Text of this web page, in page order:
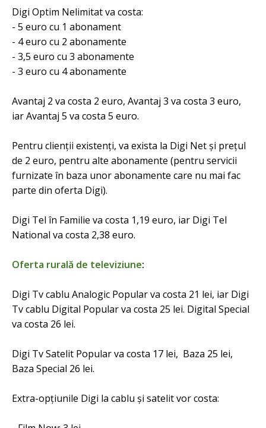
Digi Optim Nelimitat va costa:
- 5 euro cu 1 abonament
- 4 euro cu 2 abonamente
- 3,5 euro cu 3 abonamente
- 3 euro cu 4 abonamente
Avantaj 2 va costa 2 euro, Avantaj 3 va costa 3 euro,
iar Avantaj 5 va costa 5 euro.
Pentru clienții existenți, va exista la Digi Net și prețul
de 2 euro, pentru alte abonamente (pentru servicii
furnizate în baza unor abonamente care nu mai fac
parte din oferta Digi).
Digi Tel în Familie va costa 1,19 euro, iar Digi Tel
National va costa 2,38 euro.
Oferta rurală de televiziune:
Digi Tv cablu Analogic Popular va costa 21 lei, iar Digi
Tv cablu Digital Popular va costa 25 lei. Digital Special
va costa 26 lei.
Digi Tv Satelit Popular va costa 17 lei, Baza 25 lei,
Baza Special 26 lei.
Extra-opțiunile Digi la cablu și satelit vor costa: